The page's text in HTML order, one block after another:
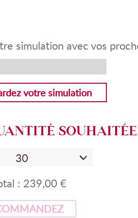
simulation avec vos
votre simulation
SOUHAITÉE
30
: 239,00 €